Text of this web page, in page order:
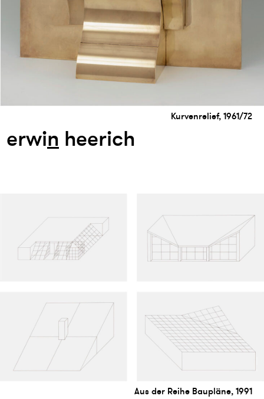
Kurvenrelief, 1961/72
erwin heerich
Aus der Reihe Baupläne, 1991